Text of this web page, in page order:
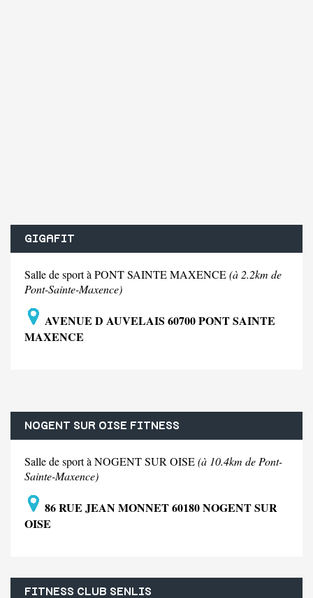
GIGAFIT
Salle de sport à PONT SAINTE MAXENCE(à 2.2km de
Pont-Sainte-Maxence)
AVENUE D AUVELAIS 60700 PONT SAINTE
MAXENCE
NOGENT SUR OISE FITNESS
Salle de sport à NOGENT SUR OISE(à 10.4km de Pont-
Sainte-Maxence)
86 RUE JEAN MONNET 60180 NOGENT SUR
OISE
FITNESS CLUB SENLIS